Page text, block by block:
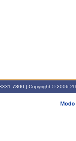
7800 | Copyright © 2006-
Modo